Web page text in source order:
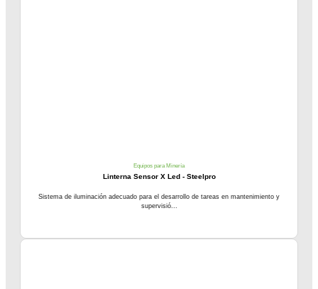
Equipos para Minería
Linterna Sensor X Led - Steelpro
Sistema de iluminación adecuado para el desarrollo de tareas en mantenimiento y
supervisió...